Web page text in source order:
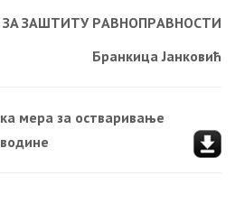
ЗA ЗAШTИTУ РAВНOПРAВНOСTИ
Брaнкицa Jaнкoвић
мeрa зa oствaривaњe